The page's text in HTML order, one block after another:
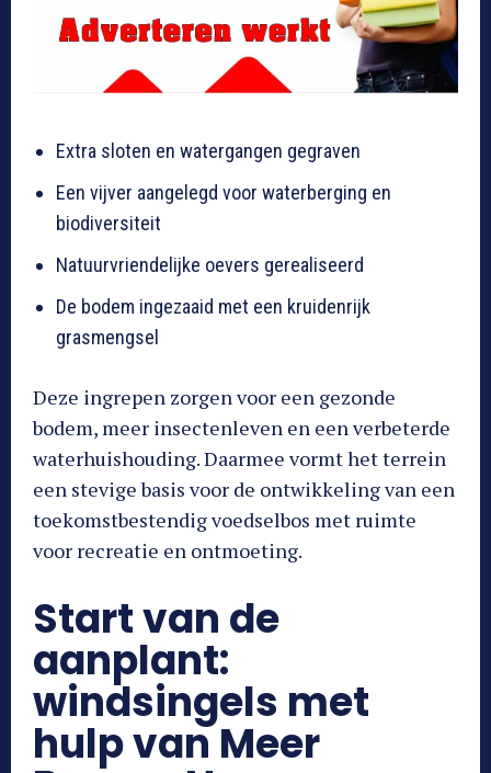
Extra sloten en watergangen gegraven
Een vijver aangelegd voor waterberging en
biodiversiteit
Natuurvriendelijke oevers gerealiseerd
De bodem ingezaaid met een kruidenrijk
grasmengsel
Deze ingrepen zorgen voor een gezonde
bodem, meer insectenleven en een verbeterde
waterhuishouding. Daarmee vormt het terrein
een stevige basis voor de ontwikkeling van een
toekomstbestendig voedselbos met ruimte
voor recreatie en ontmoeting.
Start van de
aanplant:
windsingels met
hulp van Meer